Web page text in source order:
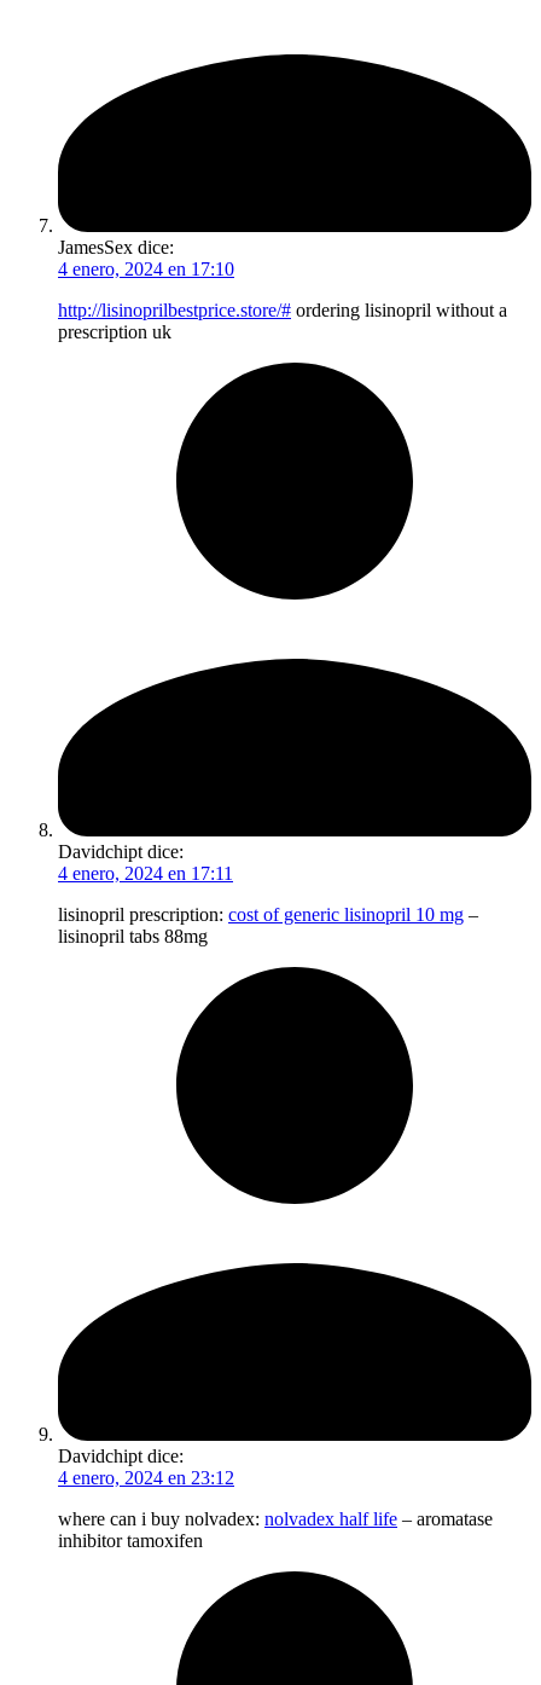
JamesSex dice:
4 enero, 2024 en 17:10
http://lisinoprilbestprice.store/# ordering lisinopril without a
prescription uk
Davidchipt dice:
4 enero, 2024 en 17:11
lisinopril prescription: cost of generic lisinopril 10 mg –
lisinopril tabs 88mg
Davidchipt dice:
4 enero, 2024 en 23:12
where can i buy nolvadex: nolvadex half life – aromatase
inhibitor tamoxifen